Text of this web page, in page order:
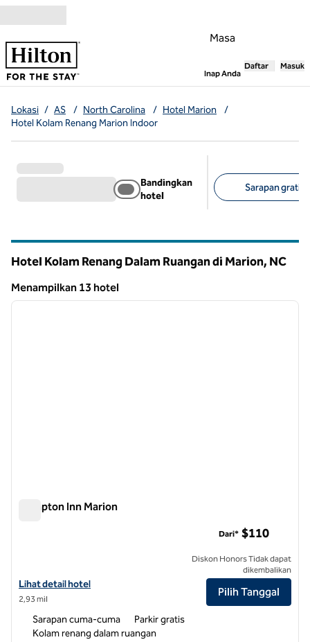
Lompati ke Konten
Masa
Inap Anda,Membuka
Daftar Masuk
Lokasi / AS / North Carolina / Hotel Marion
/
Hotel Kolam Renang Marion Indoor
Bandingkan
hotel
Sarapan gratis
Hotel Kolam Renang Dalam Ruangan di Marion, NC
Menampilkan 13 hotel
Menampilkan 13 hotel
1 dari 12
Hampton Inn Marion
Lihat detail hotel untuk Hampton Inn Marion
Lihat detail hotel
2,93 mil
Dari* $110
Diskon Honors Tidak dapat
dikembalikan
Pilih Tanggal
Sarapan cuma-cuma
Parkir gratis
Kolam renang dalam ruangan